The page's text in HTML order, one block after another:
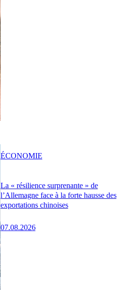
La « résilience surprenante » de
l’Allemagne face à la forte hausse des
exportations chinoises
07.08.2026
ÉCONOMIE